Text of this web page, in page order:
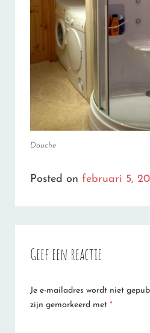
Douche
Posted on februari 5,
Geef een reactie
Je e-mailadres wordt niet
zijn gemarkeerd met *